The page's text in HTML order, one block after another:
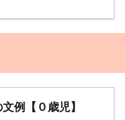
例【０歳児】